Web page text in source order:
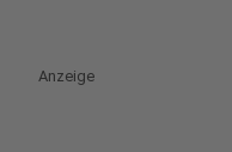
Anzeige